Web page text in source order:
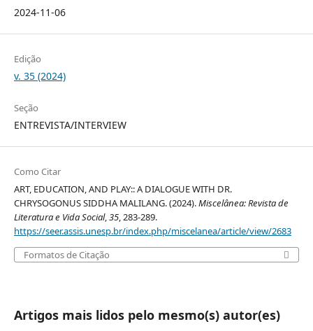
2024-11-06
Edição
v. 35 (2024)
Seção
ENTREVISTA/INTERVIEW
Como Citar
ART, EDUCATION, AND PLAY:: A DIALOGUE WITH DR.
CHRYSOGONUS SIDDHA MALILANG. (2024).Miscelânea: Revista de
Literatura e Vida Social,35, 283-289.
https://seer.assis.unesp.br/index.php/miscelanea/article/view/2683
Formatos de Citação
Artigos mais lidos pelo mesmo(s) autor(es)